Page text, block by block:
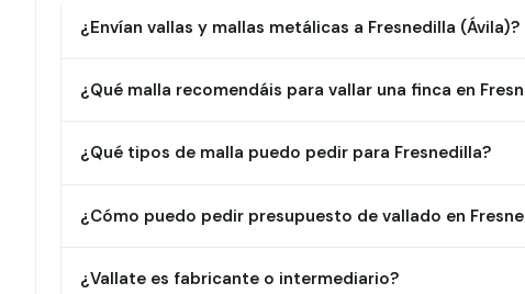
¿Envían vallas y mallas metálicas a Fresnedilla (Ávila)?
¿Qué malla recomendáis para vallar una finca en
¿Qué tipos de malla puedo pedir para Fresnedilla?
¿Cómo puedo pedir presupuesto de vallado en
¿Vallate es fabricante o intermediario?